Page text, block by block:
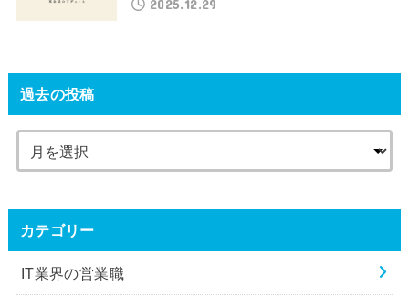
2025.12.29
過去の投稿
カテゴリー
IT業界の営業職